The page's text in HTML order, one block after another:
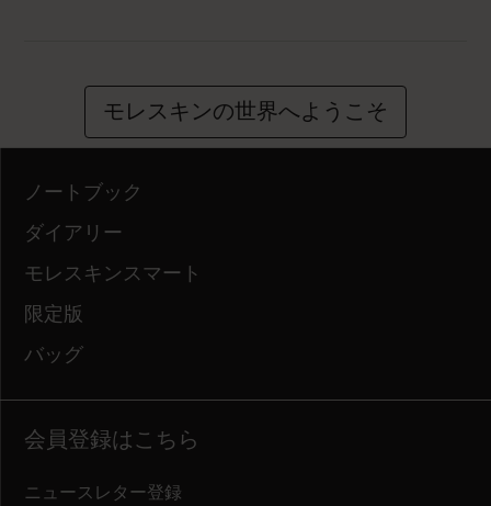
モレスキンの世界へようこそ
ノートブック
ダイアリー
モレスキンスマート
限定版
バッグ
会員登録はこちら
ニュースレター登録